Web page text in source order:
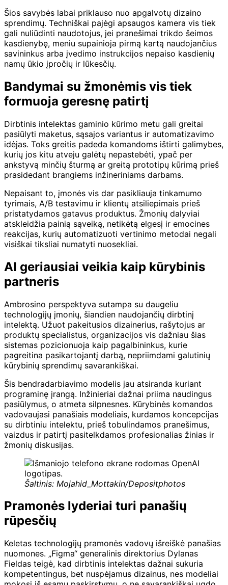
Šios savybės labai priklauso nuo apgalvotų dizaino
sprendimų. Techniškai pajėgi apsaugos kamera vis tiek
gali nuliūdinti naudotojus, jei pranešimai trikdo šeimos
kasdienybę, meniu supainioja pirmą kartą naudojančius
savininkus arba įvedimo instrukcijos nepaiso kasdienių
namų ūkio įpročių ir lūkesčių.
Bandymai su žmonėmis vis tiek
formuoja geresnę patirtį
Dirbtinis intelektas gaminio kūrimo metu gali greitai
pasiūlyti maketus, sąsajos variantus ir automatizavimo
idėjas. Toks greitis padeda komandoms ištirti galimybes,
kurių jos kitu atveju galėtų nepastebėti, ypač per
ankstyvą minčių šturmą ar greitą prototipų kūrimą prieš
prasidedant brangiems inžineriniams darbams.
Nepaisant to, įmonės vis dar pasikliauja tinkamumo
tyrimais, A/B testavimu ir klientų atsiliepimais prieš
pristatydamos gatavus produktus. Žmonių dalyviai
atskleidžia painią sąveiką, netikėtą elgesį ir emocines
reakcijas, kurių automatizuoti vertinimo metodai negali
visiškai tiksliai numatyti nuosekliai.
AI geriausiai veikia kaip kūrybinis
partneris
Ambrosino perspektyva sutampa su daugeliu
technologijų įmonių, šiandien naudojančių dirbtinį
intelektą. Užuot pakeitusios dizainerius, rašytojus ar
produktų specialistus, organizacijos vis dažniau šias
sistemas pozicionuoja kaip pagalbininkus, kurie
pagreitina pasikartojantį darbą, nepriimdami galutinių
kūrybinių sprendimų savarankiškai.
Šis bendradarbiavimo modelis jau atsiranda kuriant
programinę įrangą. Inžinieriai dažnai priima naudingus
pasiūlymus, o atmeta silpnesnes. Kūrybinės komandos
vadovaujasi panašiais modeliais, kurdamos koncepcijas
su dirbtiniu intelektu, prieš tobulindamos pranešimus,
vaizdus ir patirtį pasitelkdamos profesionalias žinias ir
žmonių diskusijas.
Šaltinis: Mojahid_Mottakin/Depositphotos
Pramonės lyderiai turi panašių
rūpesčių
Keletas technologijų pramonės vadovų išreiškė panašias
nuomones. „Figma“ generalinis direktorius Dylanas
Fieldas teigė, kad dirbtinis intelektas dažnai sukuria
kompetentingus, bet nuspėjamus dizainus, nes modeliai